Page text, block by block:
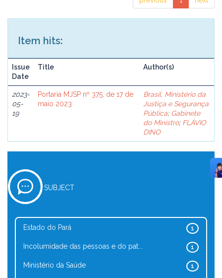
Item hits:
Issue
Date
Title Author(s)
2023-
05-
19
Portaria MJSP nº 375, de 17 de
maio 2023
Brasil. Ministério da
Justiça e Segurança
Pública; Gabinete
do Ministro; FLÁVIO
DINO
SUBJECT
1
Estado do Pará
1
Incolumidade das pessoas e do pat...
1
Ministério da Saúde